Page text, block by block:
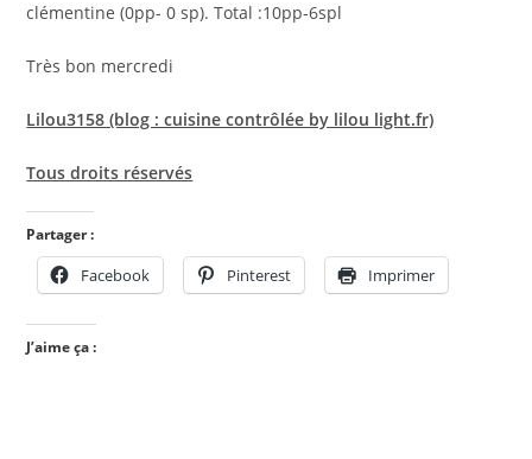
clémentine (0pp- 0 sp). Total :10pp-6spl
Très bon mercredi
Lilou3158 (blog : cuisine contrôlée by lilou light.fr)
Tous droits réservés
Partager :
Facebook Pinterest Imprimer
J’aime ça :